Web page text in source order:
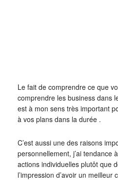
Le fait de comprendre ce que
comprendre les business dans
est à mon sens très important
à vos plans dans la durée .
C’est aussi une des raisons
personnellement, j’ai tendance
actions individuelles plutôt que
l’impression d’avoir un